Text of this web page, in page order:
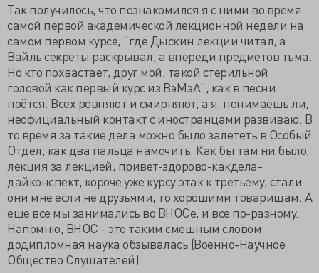
Так получилось, что познакомился я с ними во время
самой первой академической лекционной недели на
самом первом курсе, "где Дыскин лекции читал, а
Вайль секреты раскрывал, а впереди предметов тьма.
Но кто похвастает, друг мой, такой стерильной
головой как первый курс из ВэМэА", как в песни
поётся. Всех ровняют и смирняют, а я, понимаешь ли,
неофициальный контакт с иностранцами развиваю. В
то время за такие дела можно было залететь в Особый
Отдел, как два пальца намочить. Как бы там ни было,
лекция за лекцией, привет-здорово-какдела-
дайконспект, короче уже курсу этак к третьему, стали
они мне если не друзьями, то хорошими товарищам. А
еще все мы занимались во ВНОСе, и все по-разному.
Напомню, ВНОС - это таким смешным словом
додипломная наука обзывалась (Военно-Научное
Общество Слушателей).